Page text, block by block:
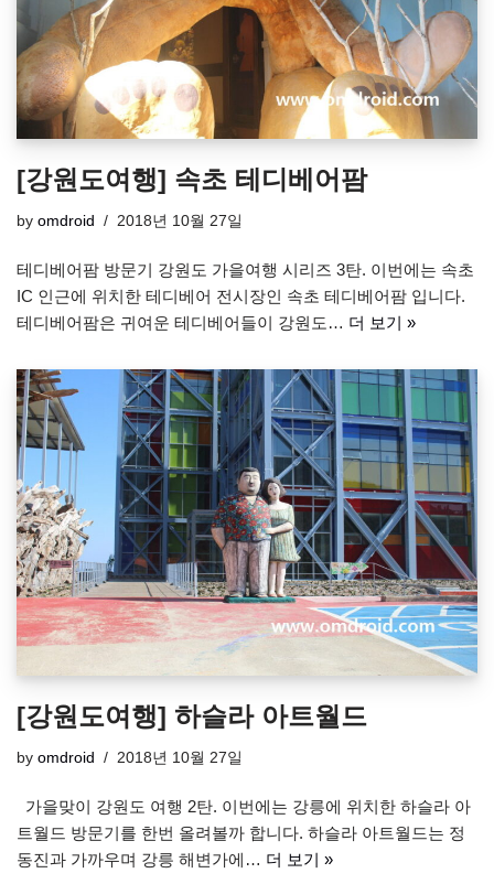
[강원도여행] 속초 테디베어팜
by omdroid 2018년 10월 27일
테디베어팜 방문기 강원도 가을여행 시리즈 3탄. 이번에는 속초
IC 인근에 위치한 테디베어 전시장인 속초 테디베어팜 입니다.
테디베어팜은 귀여운 테디베어들이 강원도… 더 보기 »
[강원도여행] 하슬라 아트월드
by omdroid 2018년 10월 27일
가을맞이 강원도 여행 2탄. 이번에는 강릉에 위치한 하슬라 아
트월드 방문기를 한번 올려볼까 합니다. 하슬라 아트월드는 정
동진과 가까우며 강릉 해변가에… 더 보기 »